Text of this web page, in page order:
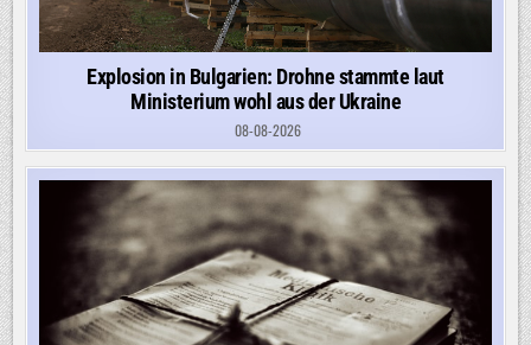
Explosion in Bulgarien: Drohne stammte laut
Ministerium wohl aus der Ukraine
08-08-2026